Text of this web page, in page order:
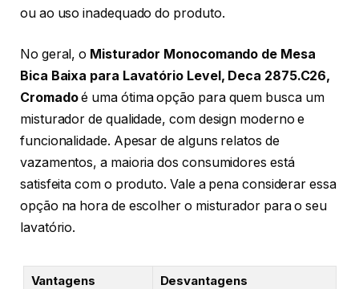
ou ao uso inadequado do produto.
No geral, o Misturador Monocomando de Mesa
Bica Baixa para Lavatório Level, Deca 2875.C26,
Cromadoé uma ótima opção para quem busca um
misturador de qualidade, com design moderno e
funcionalidade. Apesar de alguns relatos de
vazamentos, a maioria dos consumidores está
satisfeita com o produto. Vale a pena considerar essa
opção na hora de escolher o misturador para o seu
lavatório.
Vantagens
Desvantagens